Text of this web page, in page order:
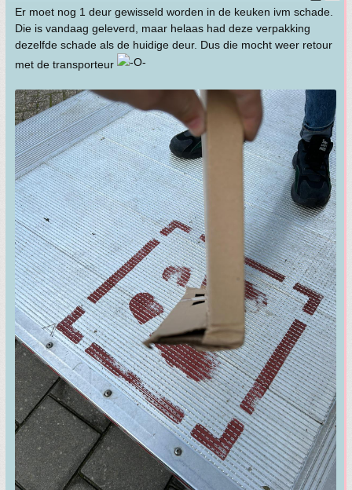
Er moet nog 1 deur gewisseld worden in de keuken ivm schade.
Die is vandaag geleverd, maar helaas had deze verpakking
dezelfde schade als de huidige deur. Dus die mocht weer retour
met de transporteur